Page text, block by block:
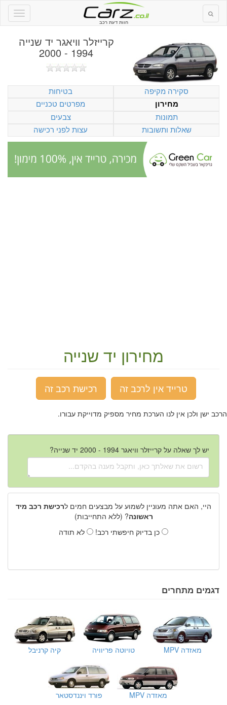
חוות דעת רכב
קרייזלר וויאגר יד שנייה
1994 - 2000
סקירה מקיפה
בטיחות
מחירון
מפרטים טכניים
תמונות
צבעים
שאלות ותשובות
עצות לפני רכישה
מחירון יד שנייה
טרייד אין לרכב זה רכישת רכב זה
הרכב ישן ולכן אין לנו הערכת מחיר מספיק מדוייקת עבורו.
יש לך שאלה על קרייזלר וויאגר 1994 - 2000 יד שנייה?
היי, האם אתה מעוניין לשמוע על מבצעים חמים לרכישת רכב מיד
ראשונה? (ללא התחייבות)
כן בדיוק חיפשתי רכב!
לא תודה
דגמים מתחרים
מאזדה MPV טויוטה פריוויה קיה קרניבל
מאזדה MPV פורד ויננדסטאר